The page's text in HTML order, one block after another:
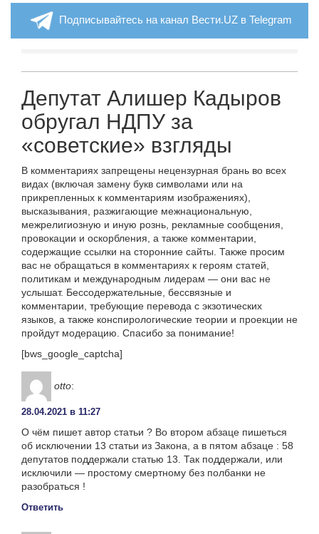
Подписывайтесь на канал Вести.UZ в Telegram
Депутат Алишер Кадыров
обругал НДПУ за
«советские» взгляды
В комментариях запрещены нецензурная брань во всех
видах (включая замену букв символами или на
прикрепленных к комментариям изображениях),
высказывания, разжигающие межнациональную,
межрелигиозную и иную рознь, рекламные сообщения,
провокации и оскорбления, а также комментарии,
содержащие ссылки на сторонние сайты. Также просим
вас не обращаться в комментариях к героям статей,
политикам и международным лидерам — они вас не
услышат. Бессодержательные, бессвязные и
комментарии, требующие перевода с экзотических
языков, а также конспирологические теории и проекции не
пройдут модерацию. Спасибо за понимание!
[bws_google_captcha]
otto:
28.04.2021 в 11:27
О чём пишет автор статьи ? Во втором абзаце пишеться
об исключении 13 статьи из Закона, а в пятом абзаце : 58
депутатов поддержали статью 13. Так поддержали, или
исключили — простому смертному без полбанки не
разобраться !
Ответить